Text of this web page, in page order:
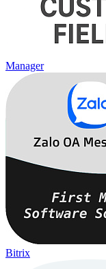
Manager
Bitrix